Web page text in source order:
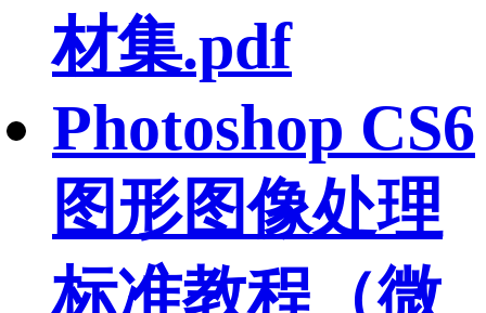
材集.pdf
Photoshop CS6
图形图像处理
标准教程（微